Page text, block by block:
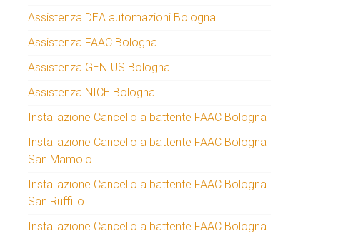
Assistenza DEA automazioni Bologna
Assistenza FAAC Bologna
Assistenza GENIUS Bologna
Assistenza NICE Bologna
Installazione Cancello a battente FAAC Bologna
Installazione Cancello a battente FAAC Bologna
San Mamolo
Installazione Cancello a battente FAAC Bologna
San Ruffillo
Installazione Cancello a battente FAAC Bologna